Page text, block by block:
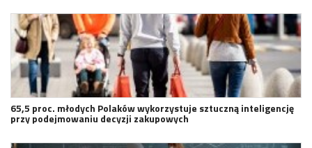
65,5 proc. młodych Polaków wykorzystuje sztuczną inteligencję
przy podejmowaniu decyzji zakupowych